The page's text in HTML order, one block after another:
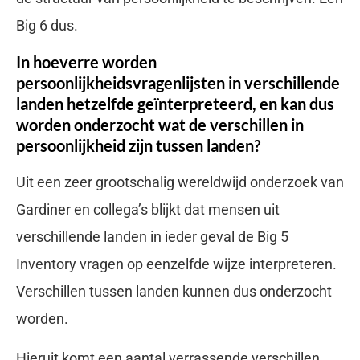
Big 6 dus.
In hoeverre worden
persoonlijkheidsvragenlijsten in verschillende
landen hetzelfde geïnterpreteerd, en kan dus
worden onderzocht wat de verschillen in
persoonlijkheid zijn tussen landen?
Uit een zeer grootschalig wereldwijd onderzoek van
Gardiner en collega’s blijkt dat mensen uit
verschillende landen in ieder geval de Big 5
Inventory vragen op eenzelfde wijze interpreteren.
Verschillen tussen landen kunnen dus onderzocht
worden.